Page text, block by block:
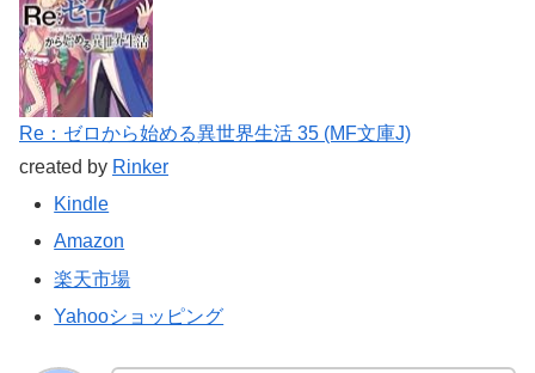
Re：ゼロから始める異世界生活 35 (MF文庫J)
created by Rinker
Kindle
Amazon
楽天市場
Yahooショッピング